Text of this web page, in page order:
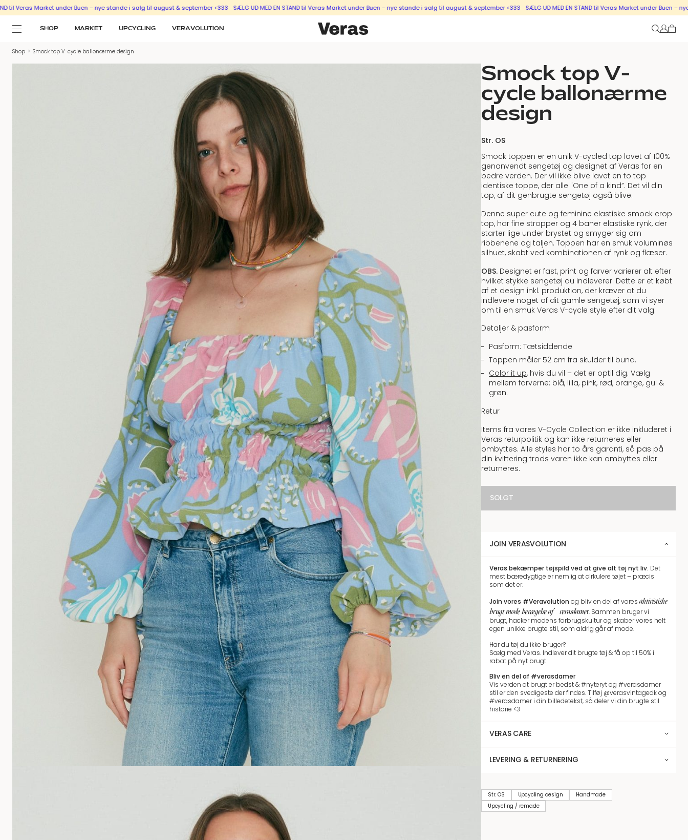
Market under Buen – nye stande i salg til august & september <333 SÆLG UD MED EN STAND til Veras Market under Buen – nye stande i salg til august & september <333 SÆLG UD MED EN STAND til Veras Market under Buen – nye
SHOP MARKET UPCYCLING VERAVOLUTION
Shop > Smock top V-cycle ballonærme design
Smock top V-
cycle ballonærme
design
Str. OS
Smock toppen er en unik V-cycled top lavet af 100%
genanvendt sengetøj og designet af Veras for en
bedre verden. Der vil ikke blive lavet en to top
identiske toppe, der alle "One of a kind”. Det vil din
top, af dit genbrugte sengetøj også blive.
Denne super cute og feminine elastiske smock crop
top, har fine stropper og 4 baner elastiske rynk, der
starter lige under brystet og smyger sig om
ribbenene og taljen. Toppen har en smuk voluminøs
silhuet, skabt ved kombinationen af ​​rynk og flæser.
OBS. Designet er fast, print og farver varierer alt efter
hvilket stykke sengetøj du indleverer. Dette er et købt
af et design inkl. produktion, der kræver at du
indlevere noget af dit gamle sengetøj, som vi syer
om til en smuk Veras V-cycle style efter dit valg.
Detaljer & pasform
Pasform: Tætsiddende
Toppen måler 52 cm fra skulder til bund.
Color it up, hvis du vil – det er optil dig. Vælg
mellem farverne: blå, lilla, pink, rød, orange, gul &
grøn.
Retur
Items fra vores V-Cycle Collection er ikke inkluderet i
Veras returpolitik og kan ikke returneres eller
ombyttes. Alle styles har to års garanti, så pas på
din kvittering trods varen ikke kan ombyttes eller
returneres.
SOLGT
JOIN VERASVOLUTION
Veras bekæmper tøjspild ved at give alt tøj nyt liv. Det
mest bæredygtige er nemlig at cirkulere tøjet – præcis
som det er.
Join vores #Veravolution og bliv en del af voresaktivistiske
brugt mode bevægelse af #verasdamer. Sammen bruger vi
brugt, hacker modens forbrugskultur og skaber vores helt
egen unikke brugte stil, som aldrig går af mode.
Har du tøj du ikke bruger?
Sælg med Veras. Indlever dit brugte tøj & få op til 50% i
rabat på nyt brugt
Bliv en del af #verasdamer
Vis verden at brugt er bedst & #nyteryt og #verasdamer
stil er den svedigeste der findes. Tilføj @verasvintagedk og
#verasdamer i din billedetekst, så deler vi din brugte stil
historie <3
VERAS CARE
LEVERING & RETURNERING
Str. OS Upcycling design
Handmade
Upcycling / remade